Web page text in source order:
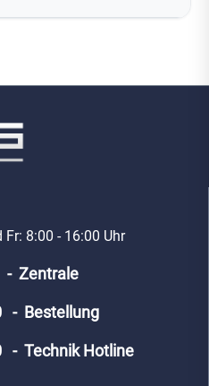
Fr: 8:00 - 16:00 Uhr
Zentrale
- Bestellung
Technik Hotline